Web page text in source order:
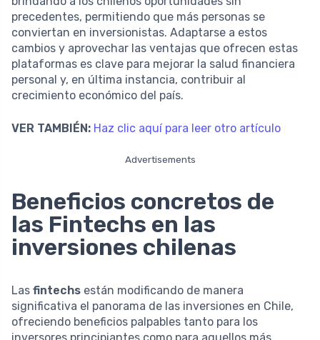
precedentes, permitiendo que más personas se
conviertan en inversionistas. Adaptarse a estos
cambios y aprovechar las ventajas que ofrecen estas
plataformas es clave para mejorar la salud financiera
personal y, en última instancia, contribuir al
crecimiento económico del país.
VER TAMBIÉN: Haz clic aquí para leer otro artículo
Advertisements
Beneficios concretos de
las Fintechs en las
inversiones chilenas
Las fintechs están modificando de manera
significativa el panorama de las inversiones en Chile,
ofreciendo beneficios palpables tanto para los